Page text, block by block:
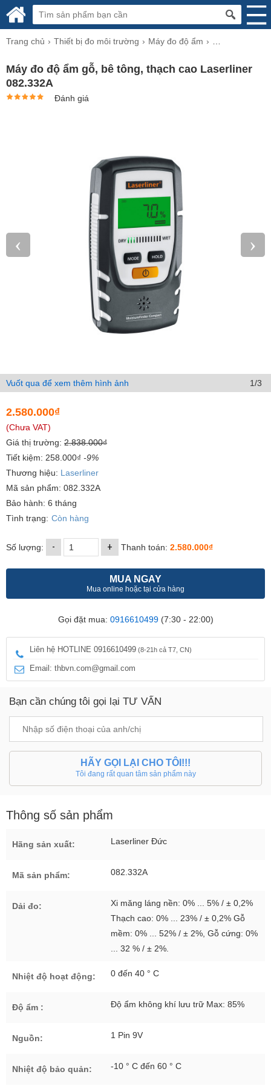
Trang chủ Thiết bị đo môi trường Máy đo độ ẩm
Máy đo độ ẩm gỗ, bê tông, thạch cao Laserliner
082.332A
Đánh giá
‹ ›
Vuốt qua để xem thêm hình ảnh 1/3
2.580.000₫
(Chưa VAT)
Giá thị trường: 2.838.000₫
Tiết kiệm: 258.000₫ -9%
Thương hiệu: Laserliner
Mã sản phẩm: 082.332A
Bảo hành: 6 tháng
Tình trạng: Còn hàng
Số lượng: - + Thanh toán: 2.580.000₫
MUA NGAY
Mua online hoặc tại cửa hàng
Gọi đặt mua: 0916610499(7:30 - 22:00)
Liên hệ HOTLINE 0916610499 (8-21h cả T7, CN)
Email: thbvn.com@gmail.com
Bạn cần chúng tôi gọi lại TƯ VẤN
HÃY GỌI LẠI CHO TÔI!!!
Tôi đang rất quan tâm sản phẩm này
Thông số sản phẩm
Hãng sản xuất: Laserliner Đức
Mã sản phẩm: 082.332A
Dải đo:
Xi măng láng nền: 0% ... 5% / ± 0,2%
Thạch cao: 0% ... 23% / ± 0,2% Gỗ
mềm: 0% ... 52% / ± 2%, Gỗ cứng: 0%
... 32 % / ± 2%.
Nhiệt độ hoạt động: 0 đến 40 ° C
Độ ẩm : Độ ẩm không khí lưu trữ Max: 85%
Nguồn: 1 Pin 9V
Nhiệt độ bảo quản: -10 ° C đến 60 ° C